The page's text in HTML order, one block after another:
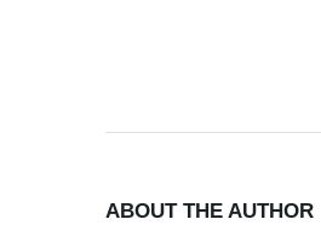
ABOUT THE AUTHOR